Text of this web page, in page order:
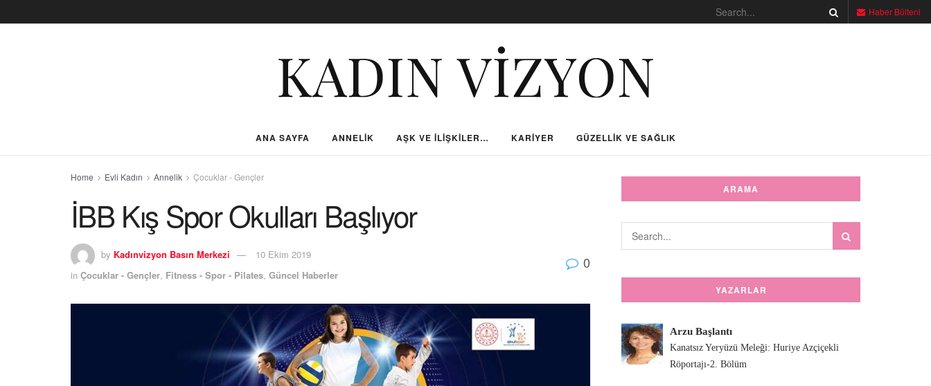
Haber Bülteni
ANA SAYFA ANNELIK AŞK VE İLIŞKILER… KARIYER GÜZELLIK VE SAĞLIK
Home Evli Kadın Annelik Çocuklar - Gençler
İBB Kış Spor Okulları Başlıyor
by Kadınvizyon Basın Merkezi
10 Ekim 2019
in Çocuklar - Gençler, Fitness - Spor - Pilates, Güncel Haberler
0
ARAMA
YAZARLAR
Arzu Başlantı
Kanatsız Yeryüzü Meleği: Huriye Azçiçekli
Röportajı-2. Bölüm